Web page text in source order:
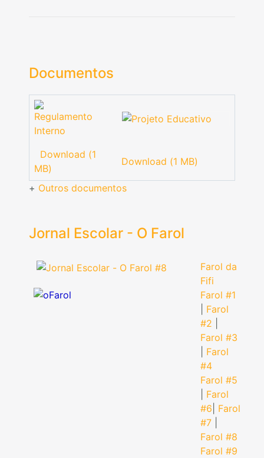
Documentos
Download (1
MB)
Download (1 MB)
+ Outros documentos
Jornal Escolar - O Farol
Farol da
Fifi
Farol #1
Farol
#2
Farol #3
Farol
#4
Farol #5
Farol
#6 Farol
#7
Farol #8
Farol #9